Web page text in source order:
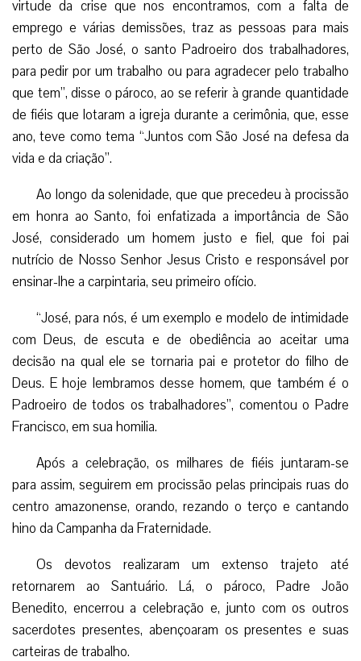
ensinar-lhe a carpintaria, seu primeiro ofício.
“José, para nós, é um exemplo e modelo de intimidade
com Deus, de escuta e de obediência ao aceitar uma
decisão na qual ele se tornaria pai e protetor do filho de
Deus. E hoje lembramos desse homem, que também é o
Padroeiro de todos os trabalhadores”, comentou o Padre
Francisco, em sua homilia.
Após a celebração, os milhares de fiéis juntaram-se
para assim, seguirem em procissão pelas principais ruas do
centro amazonense, orando, rezando o terço e cantando
hino da Campanha da Fraternidade.
Os devotos realizaram um extenso trajeto até
retornarem ao Santuário. Lá, o pároco, Padre João
Benedito, encerrou a celebração e, junto com os outros
sacerdotes presentes, abençoaram os presentes e suas
carteiras de trabalho.
Ao final, os fiéis realizaram sua tradicional oração junto
à Imagem do Padroeiro. “Encerramos mais um ano da Festa
de São José Operário, a cada ano percebemos que vem
crescendo cada vez mais o número de devotos que
participam do novenário, do translado, da carreata, da
procissão e de toda a nossa programação”, declarou o
Da redação Gaudium Press, com informações
Arquidiocese de Manaus
Facebook
TwitterWhatsApp